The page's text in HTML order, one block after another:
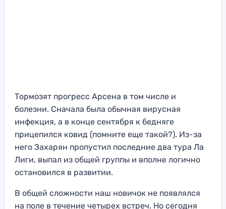
Тормозят прогресс Арсена в том числе и
болезни. Сначала была обычная вирусная
инфекция, а в конце сентября к бедняге
прицепился ковид (помните еще такой?). Из-за
него Захарян пропустил последние два тура Ла
Лиги, выпал из общей группы и вполне логично
остановился в развитии.
В общей сложности наш новичок не появлялся
на поле в течение четырех встреч. Но сегодня